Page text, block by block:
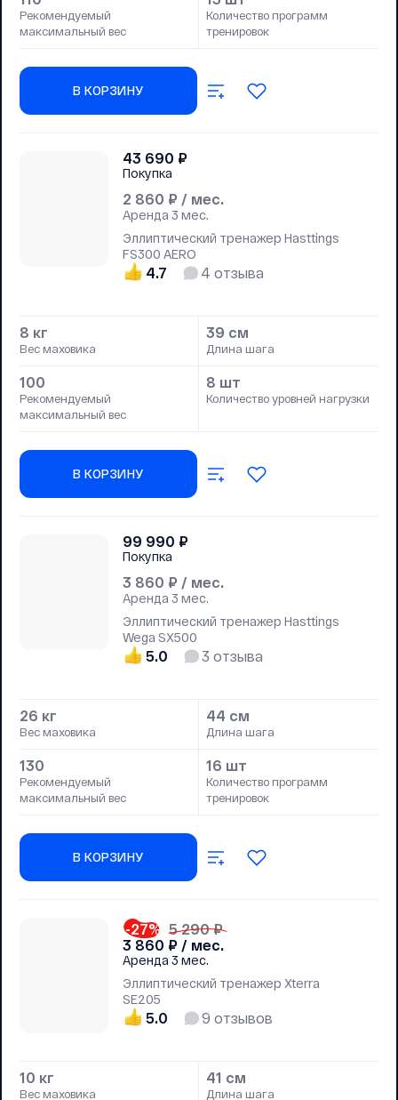
Рекомендуемый
максимальный вес
Количество программ
тренировок
В КОРЗИНУ
2 860 ₽ / мес.
Аренда 3 мес.
43 690 ₽
Покупка
Эллиптический тренажер Hasttings
FS300 AERO
4.7 4 отзыва
8 кг
Вес маховика
39 см
Длина шага
100
Рекомендуемый
максимальный вес
8 шт
Количество уровней нагрузки
В КОРЗИНУ
3 860 ₽ / мес.
Аренда 3 мес.
99 990 ₽
Покупка
Эллиптический тренажер Hasttings
Wega SX500
5.0 3 отзыва
26 кг
Вес маховика
44 см
Длина шага
130
Рекомендуемый
максимальный вес
16 шт
Количество программ
тренировок
В КОРЗИНУ
-27% 5 290 ₽
3 860 ₽ / мес.
Аренда 3 мес.
Эллиптический тренажер Xterra
SE205
5.0 9 отзывов
10 кг
Вес маховика
41 см
Длина шага